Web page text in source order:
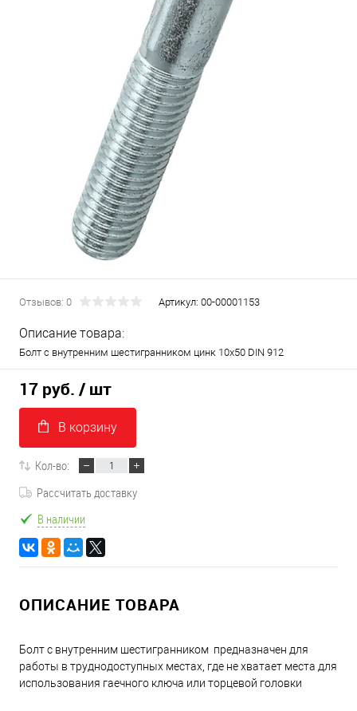
Отзывов: 0 Артикул: 00-00001153
Описание товара:
Болт с внутренним шестигранником цинк 10х50 DIN 912
17 руб. / шт
В корзину
Кол-во:
Рассчитать доставку
В наличии
ОПИСАНИЕ ТОВАРА
Болт с внутренним шестигранником предназначен для
работы в труднодоступных местах, где не хватает места для
использования гаечного ключа или торцевой головки